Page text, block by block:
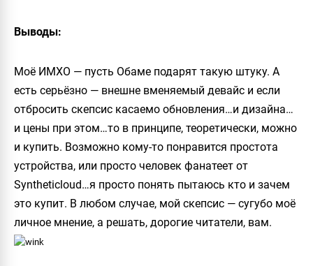
Выводы:
Моё ИМХО — пусть Обаме подарят такую штуку. А
есть серьёзно — внешне вменяемый девайс и если
отбросить скепсис касаемо обновления…и дизайна…
и цены при этом…то в принципе, теоретически, можно
и купить. Возможно кому-то понравится простота
устройства, или просто человек фанатеет от
Syntheticloud…я просто понять пытаюсь кто и зачем
это купит. В любом случае, мой скепсис — сугубо моё
личное мнение, а решать, дорогие читатели, вам.